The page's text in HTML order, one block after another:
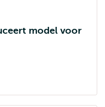
model voor